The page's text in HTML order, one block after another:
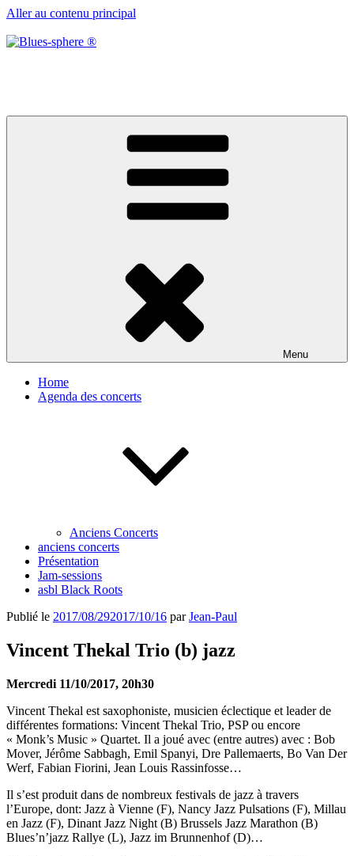
Aller au contenu principal
Menu
Home
Agenda des concerts
Anciens Concerts
anciens concerts
Présentation
Jam-sessions
asbl Black Roots
Publié le 2017/08/292017/10/16 parJean-Paul
Vincent Thekal Trio (b) jazz
Mercredi 11/10/2017, 20h30
Vincent Thekal est saxophoniste, musicien éclectique et leader de
différentes formations: Vincent Thekal Trio, PSP ou encore
« Monk’s Music » Quartet. Il a joué avec (entre autres) avec : Bob
Mover, Jérôme Sabbagh, Emil Spanyi, Dre Pallemaerts, Bo Van Der
Werf, Fabian Fiorini, Jean Louis Rassinfosse…
Il s’est produit dans de nombreux festivals de jazz à travers
l’Europe, dont: Jazz à Vienne (F), Nancy Jazz Pulsations (F), Millau
en Jazz (F), Dinant Jazz Night (B) Brussels Jazz Marathon (B)
Blues’n’jazz Rallye (L), Jazz im Brunnenhof (D)…